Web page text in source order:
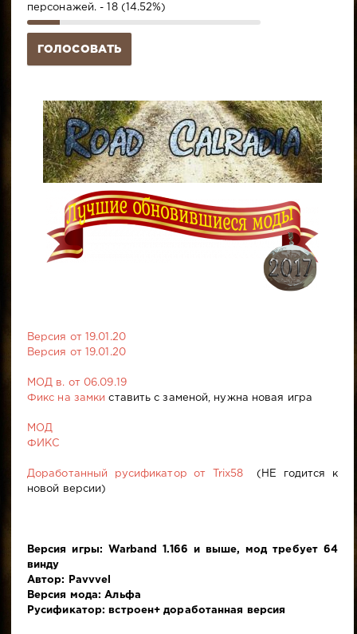
персонажей. - 18 (14.52%)
ГОЛОСОВАТЬ
Версия от 19.01.20
Версия от 19.01.20
МОД в. от 06.09.19
Фикс на замки ставить с заменой, нужна новая игра
МОД
ФИКС
Доработанный русификатор от Trix58 (НЕ годится к
новой версии)
Версия игры: Warband 1.166 и выше, мод требует 64
винду
Автор: Pavvvel
Версия мода: Альфа
Русификатор: встроен+ доработанная версия